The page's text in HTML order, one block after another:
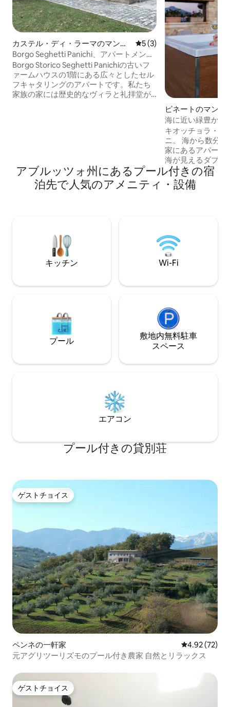
カステル・ディ・ラーマのマンシ
ョン・アパート
レビュー3件、5つ星中5つ
5 (3)
Borgo Seghetti Panichi、アパートメント
「Sibilla」
Borgo Storico Seghetti Panichiの古いフ
ァームハウスの1階にある広々としたセル
フキャタリングのアパートです。私たち
家族の家には歴史的なヴィラと礼拝堂が
質なシーフードは20分。ルネッサンスの
宝石であるアスコリ・ピチェーノはさら
に近くです。
ピネートのマンシ
ート
海に近い緑豊かな
ン
キオッチョラ・リ
ニ。 海から数分のピネートの緑の丘の農
家にあるアパート
海が見えるダブル
ン、リビングルー
ルームで構成さ
バーベキュー、
キチェア、ビーチ
す。CIR
アブルッツォ州にあるプール付きの宿
泊先で人気のアメニティ・設備
キッチン Wi-Fi
プール
敷地内無料駐⁠車
ス⁠ペ⁠ー⁠ス
エアコン
プール付きの貸別荘
ゲストチョイス
ゲストチョイス
ペンネの一軒家 レビュー72
4.92 (72)
元アグリツーリズモのプール付き農家 自然とリラックス
ゲストチョイス
ゲストチョイス